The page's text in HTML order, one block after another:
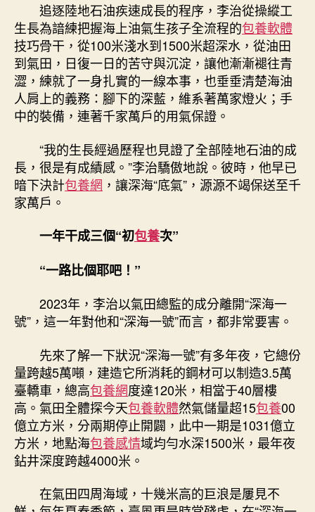
追逐陸地石油疾速成長的程序，李治從操縱工
生長為諳練把握海上油氣生孩子全流程的包養軟體
技巧骨干，從100米淺水到1500米超深水，從油田
到氣田，日復一日的苦守與沉淀，讓他漸漸褪往青
澀，練就了一身扎實的一線本事，也垂垂清楚海油
人肩上的義務：腳下的深藍，維系著萬家燈火；手
中的裝備，連著千家萬戶的用氣保證。
“我的生長經過歷程也見證了全部陸地石油的成
長，很是有成績感。”李治驕傲地說。彼時，他早已
暗下決計包養網 ，讓深海“底氣”，源源不竭保送至千
家萬戶。
一年干成三個“初包養次”
“一路比個耶吧！”
2023年，李治以氣田總監的成分離開“深海一
號”，這一年對他和“深海一號”而言，都非常要害。
先來了解一下狀況“深海一號”有多年夜，它總份
量跨越5萬噸，建造它所消耗的鋼材可以制造3.5萬
臺轎車，總高包養網度達120米，相當于40層樓
高。氣田全體探今天包養軟體然氣儲量超15包養00
億立方米，分兩期停止開闢，此中一期是1031億立
方米，地點海包養感情域均勻水深1500米，最年夜
鉆井深度跨越4000米。
在氣田四周海域，十幾米高的巨浪是屢見不